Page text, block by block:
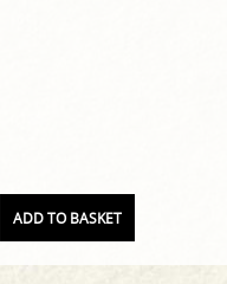
ADD TO BASKET